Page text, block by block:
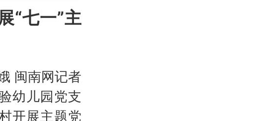
“七一”主
闽南网记者
幼儿园党支
开展主题党